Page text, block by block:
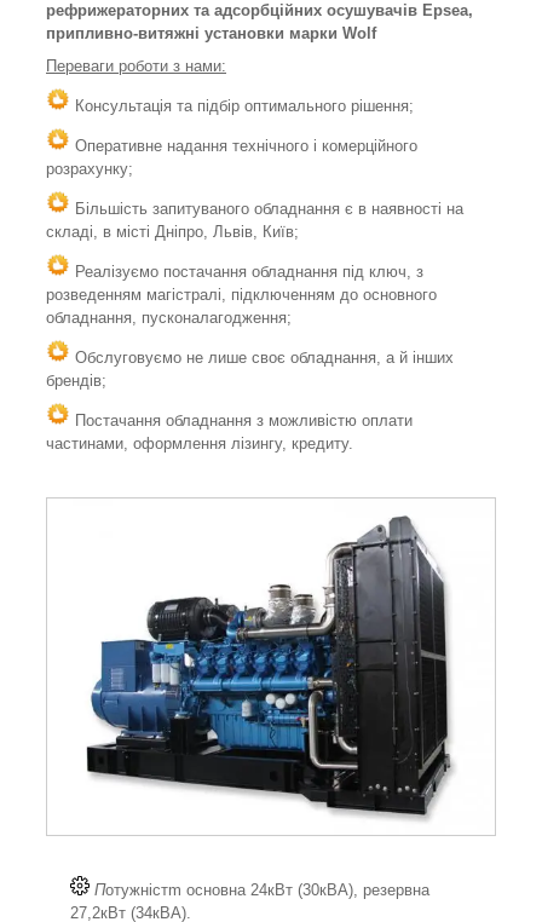
рефрижераторних та адсорбційних осушувачів Epsea,
припливно-витяжні установки марки Wolf
Переваги роботи з нами:
Консультація та підбір оптимального рішення;
Оперативне надання технічного і комерційного
розрахунку;
Більшість запитуваного обладнання є в наявності на
складі, в місті Дніпро, Львів, Київ;
Реалізуємо постачання обладнання під ключ, з
розведенням магістралі, підключенням до основного
обладнання, пусконалагодження;
Обслуговуємо не лише своє обладнання, а й інших
брендів;
Постачання обладнання з можливістю оплати
частинами, оформлення лізингу, кредиту.
Потужністm основна 24кВт (30кВА), резервна
27,2кВт (34кВА).